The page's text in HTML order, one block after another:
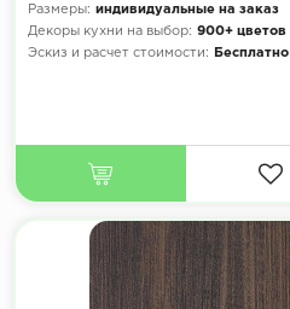
Размеры: индивидуальные на заказ
Декоры кухни на выбор: 900+ цветов
Эскиз и расчет стоимости:
Бесплатно